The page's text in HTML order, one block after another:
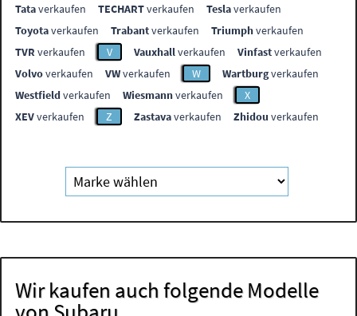
Tataverkaufen TECHARTverkaufen Teslaverkaufen
Toyotaverkaufen Trabantverkaufen Triumphverkaufen
TVR verkaufen V Vauxhallverkaufen Vinfastverkaufen
Volvoverkaufen VWverkaufen W Wartburgverkaufen
Westfieldverkaufen Wiesmannverkaufen
X
XEVverkaufen Z Zastavaverkaufen Zhidou verkaufen
Wir kaufen auch folgende Modelle